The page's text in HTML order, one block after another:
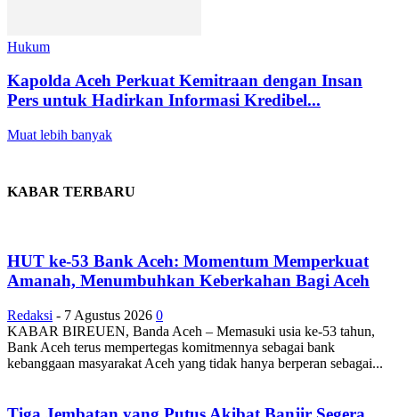
Hukum
Kapolda Aceh Perkuat Kemitraan dengan Insan
Pers untuk Hadirkan Informasi Kredibel...
Muat lebih banyak
KABAR TERBARU
HUT ke-53 Bank Aceh: Momentum Memperkuat
Amanah, Menumbuhkan Keberkahan Bagi Aceh
Redaksi - 7 Agustus 2026 0
KABAR BIREUEN, Banda Aceh – Memasuki usia ke-53 tahun,
Bank Aceh terus mempertegas komitmennya sebagai bank
kebanggaan masyarakat Aceh yang tidak hanya berperan sebagai...